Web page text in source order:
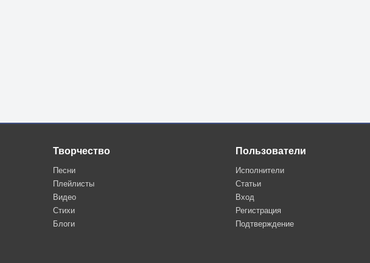
Творчество
Песни
Плейлисты
Видео
Стихи
Блоги
Пользователи
Исполнители
Статьи
Вход
Регистрация
Подтверждение